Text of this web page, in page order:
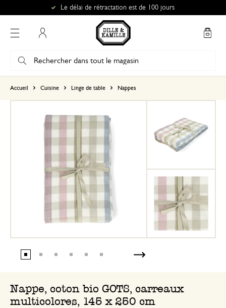
Le délai de rétractation est de 100 jours
Accueil Cuisine Linge de table Nappes
Nappe, coton bio GOTS, carreaux
multicolores, 145 x 250 cm
3
2
18 avril 2026
Seule une note a été attribuée, sans